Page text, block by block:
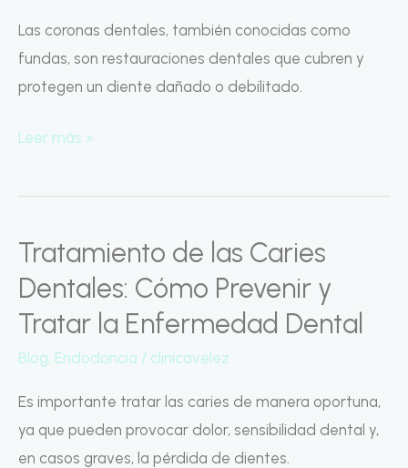
Las coronas dentales, también conocidas como
fundas, son restauraciones dentales que cubren y
protegen un diente dañado o debilitado.
Leer más »
Tratamiento de las Caries
Dentales: Cómo Prevenir y
Tratar la Enfermedad Dental
Blog, Endodoncia / clinicavelez
Es importante tratar las caries de manera oportuna,
ya que pueden provocar dolor, sensibilidad dental y,
en casos graves, la pérdida de dientes.
Tratamiento
de
Caries
Dentales: